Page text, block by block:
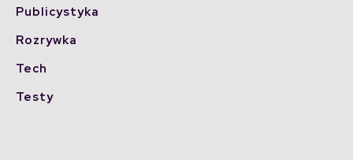
Publicystyka
Rozrywka
Tech
Testy